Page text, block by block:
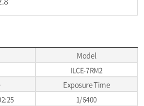
Model
ILCE-7RM2
Exposure Time
1/6400